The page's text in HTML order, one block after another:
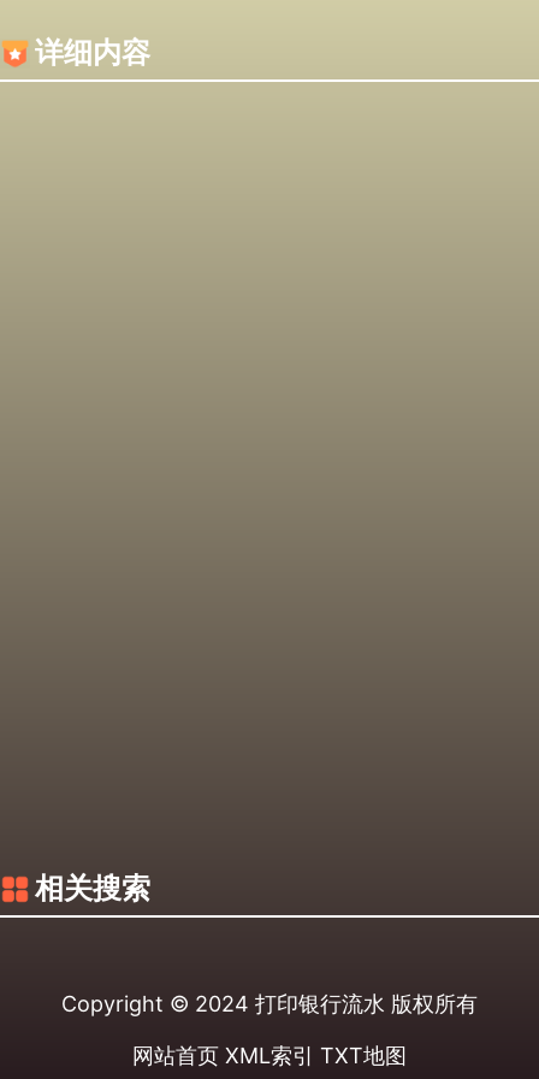
详细内容
相关搜索
Copyright © 2024 打印银行流水 版权所有
网站首页 XML索引 TXT地图